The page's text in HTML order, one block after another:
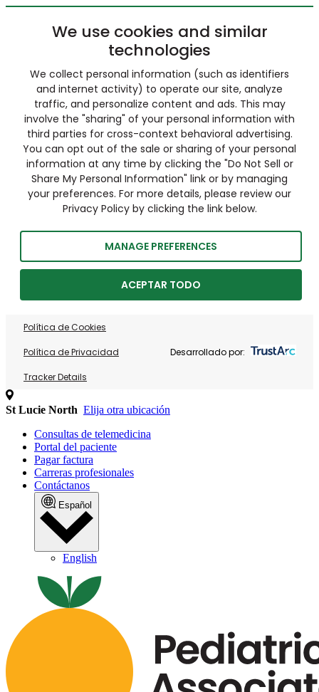
We use cookies and similar
technologies
We collect personal information (such as identifiers
and internet activity) to operate our site, analyze
traffic, and personalize content and ads. This may
involve the "sharing" of your personal information with
third parties for cross-context behavioral advertising.
You can opt out of the sale or sharing of your personal
information at any time by clicking the "Do Not Sell or
Share My Personal Information" link or by managing
your preferences. For more details, please review our
Privacy Policy by clicking the link below.
MANAGE PREFERENCES
ACEPTAR TODO
Política de Cookies
Política de Privacidad
Tracker Details
Desarrollado por:
St Lucie North Elija otra ubicación
Consultas de telemedicina
Portal del paciente
Pagar factura
Carreras profesionales
Contáctanos
Español
English